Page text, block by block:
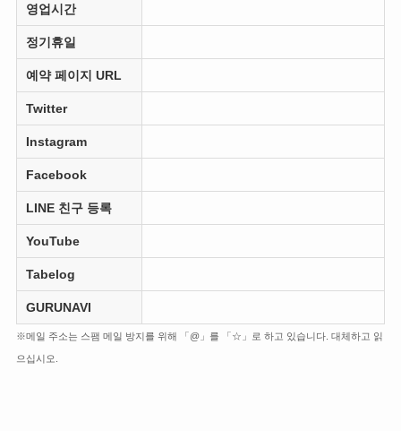
영업시간
정기휴일
예약 페이지 URL
Twitter
Instagram
Facebook
LINE 친구 등록
YouTube
Tabelog
GURUNAVI
※메일 주소는 스팸 메일 방지를 위해 「@」를 「☆」로 하고 있습니다. 대체하고 읽
으십시오.